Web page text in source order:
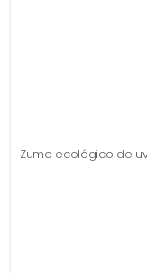
Zumo ecológico de